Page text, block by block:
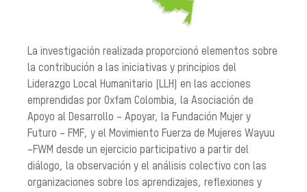
La investigación realizada proporcionó elementos sobre
la contribución a las iniciativas y principios del
Liderazgo Local Humanitario (LLH) en las acciones
emprendidas por Oxfam Colombia, la Asociación de
Apoyo al Desarrollo – Apoyar, la Fundación Mujer y
Futuro – FMF, y el Movimiento Fuerza de Mujeres Wayuu
–FWM desde un ejercicio participativo a partir del
diálogo, la observación y el análisis colectivo con las
organizaciones sobre los aprendizajes, reflexiones y